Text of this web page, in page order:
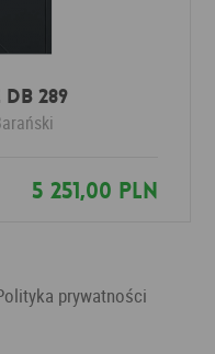
289
5 251,00 PLN
prywatności